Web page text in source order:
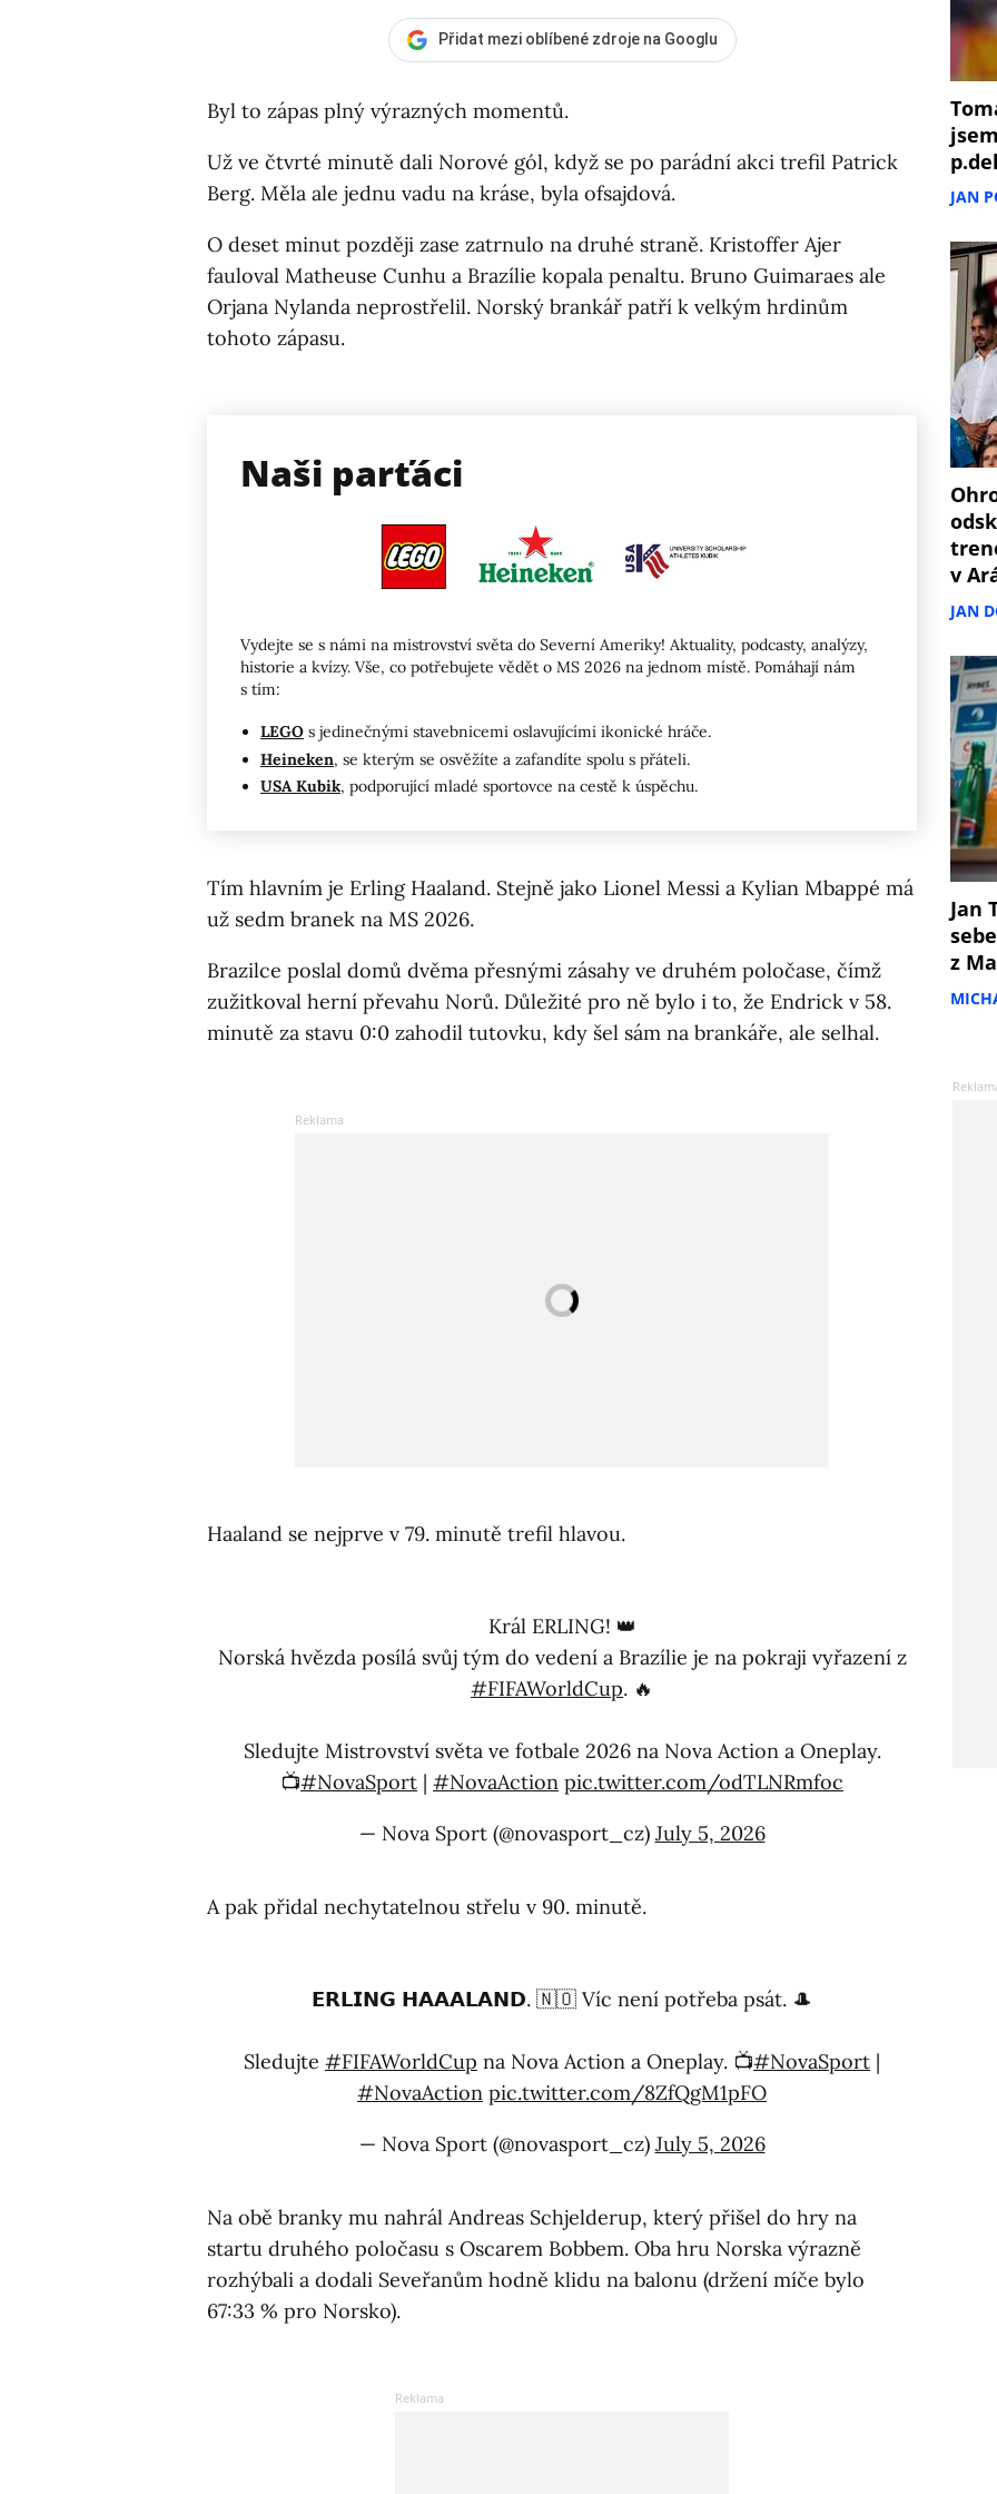
Přidat mezi oblíbené zdroje na Googlu
Byl to zápas plný výrazných momentů.
Už ve čtvrté minutě dali Norové gól, když se po parádní akci trefil Patrick
Berg. Měla ale jednu vadu na kráse, byla ofsajdová.
O deset minut později zase zatrnulo na druhé straně. Kristoffer Ajer
fauloval Matheuse Cunhu a Brazílie kopala penaltu. Bruno Guimaraes ale
Orjana Nylanda neprostřelil. Norský brankář patří k velkým hrdinům
tohoto zápasu.
Naši parťáci
Vydejte se s námi na mistrovství světa do Severní Ameriky! Aktuality, podcasty, analýzy,
historie a kvízy. Vše, co potřebujete vědět o MS 2026 na jednom místě. Pomáhají nám
s tím:
LEGO s jedinečnými stavebnicemi oslavujícími ikonické hráče.
Heineken, se kterým se osvěžíte a zafandíte spolu s přáteli.
USA Kubik, podporující mladé sportovce na cestě k úspěchu.
Tím hlavním je Erling Haaland. Stejně jako Lionel Messi a Kylian Mbappé má
už sedm branek na MS 2026.
Brazilce poslal domů dvěma přesnými zásahy ve druhém poločase, čímž
zužitkoval herní převahu Norů. Důležité pro ně bylo i to, že Endrick v 58.
minutě za stavu 0:0 zahodil tutovku, kdy šel sám na brankáře, ale selhal.
Haaland se nejprve v 79. minutě trefil hlavou.
Král ERLING! 👑
Norská hvězda posílá svůj tým do vedení a Brazílie je na pokraji vyřazení z
#FIFAWorldCup. 🔥
Sledujte Mistrovství světa ve fotbale 2026 na Nova Action a Oneplay.
📺⁣#NovaSport | #NovaAction pic.twitter.com/odTLNRmfoc
— Nova Sport (@novasport_cz) July 5, 2026
A pak přidal nechytatelnou střelu v 90. minutě.
𝗘𝗥𝗟𝗜𝗡𝗚 𝗛𝗔𝗔𝗔𝗟𝗔𝗡𝗗. 🇳🇴 Víc není potřeba psát. 🎩
Sledujte #FIFAWorldCup na Nova Action a Oneplay. 📺⁣#NovaSport |
#NovaAction pic.twitter.com/8ZfQgM1pFO
— Nova Sport (@novasport_cz) July 5, 2026
Na obě branky mu nahrál Andreas Schjelderup, který přišel do hry na
startu druhého poločasu s Oscarem Bobbem. Oba hru Norska výrazně
rozhýbali a dodali Seveřanům hodně klidu na balonu (držení míče bylo
67:33 % pro Norsko).
p.del
JAN
v
JAN
Jan
z